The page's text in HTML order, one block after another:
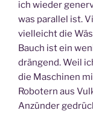
ich wieder
was parallel ist.
vielleicht die
Bauch ist ein
drängend. Weil
die Maschinen
Robotern aus
Anzünder